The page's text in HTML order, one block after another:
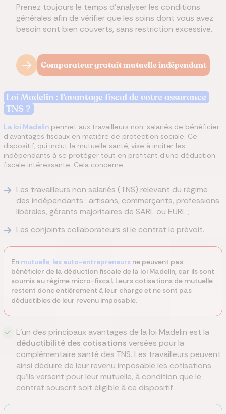
Prenez toujours le temps d’analyser les conditions
générales afin de vérifier que les soins dont vous avez
besoin sont bien couverts, sans restriction excessive.
Comparateur gratuit mutuelle indépendant
Loi Madelin : l’avantage fiscal de votre assurance
TNS ?
La loi Madelin permet aux travailleurs non-salariés de bénéficier
d’avantages fiscaux en matière de protection sociale. Ce
dispositif, qui inclut la mutuelle santé, vise à inciter les
indépendants à se protéger tout en profitant d’une déduction
fiscale intéressante. Cela concerne :
Les travailleurs non salariés (TNS) relevant du régime
des indépendants : artisans, commerçants, professions
libérales, gérants majoritaires de SARL ou EURL ;
Les conjoints collaborateurs si le contrat le prévoit.
En mutuelle, les auto-entrepreneurs ne peuvent pas
bénéficier de la déduction fiscale de la loi Madelin, car ils sont
soumis au régime micro-fiscal. Leurs cotisations de mutuelle
restent donc entièrement à leur charge et ne sont pas
déductibles de leur revenu imposable.
L’un des principaux avantages de la loi Madelin est la
déductibilité des cotisations versées pour la
complémentaire santé des TNS. Les travailleurs peuvent
ainsi déduire de leur revenu imposable les cotisations
qu’ils versent pour leur mutuelle, à condition que le
contrat souscrit soit éligible à ce dispositif.